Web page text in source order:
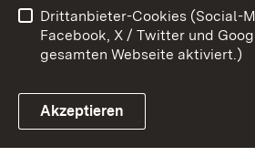
Link zum Landesportal
Cookies
Drittanbieter-Cookies (Social-
Facebook, X / Twitter und
gesamten Webseite aktiviert.)
Akzeptieren